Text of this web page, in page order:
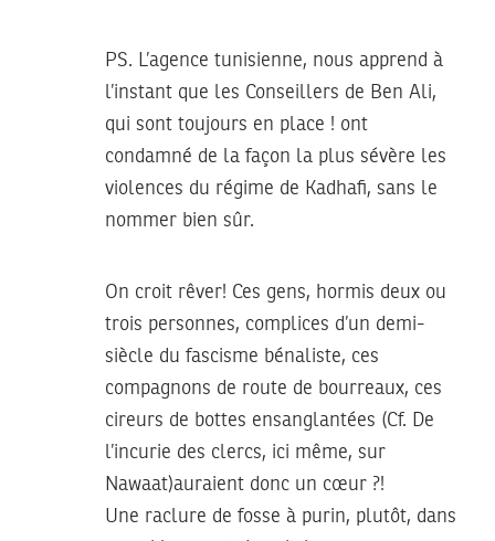
PS. L’agence tunisienne, nous apprend à
l’instant que les Conseillers de Ben Ali,
qui sont toujours en place ! ont
condamné de la façon la plus sévère les
violences du régime de Kadhafi, sans le
nommer bien sûr.
On croit rêver! Ces gens, hormis deux ou
trois personnes, complices d’un demi-
siècle du fascisme bénaliste, ces
compagnons de route de bourreaux, ces
cireurs de bottes ensanglantées (Cf. De
l’incurie des clercs, ici même, sur
Nawaat)auraient donc un cœur ?!
Une raclure de fosse à purin, plutôt, dans